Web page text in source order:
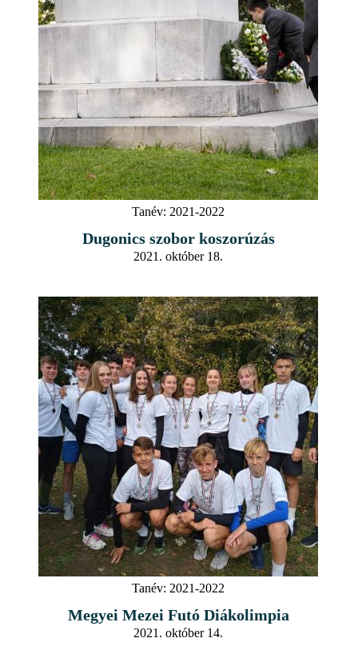
Tanév: 2021-2022
Dugonics szobor koszorúzás
2021. október 18.
Tanév: 2021-2022
Megyei Mezei Futó Diákolimpia
2021. október 14.